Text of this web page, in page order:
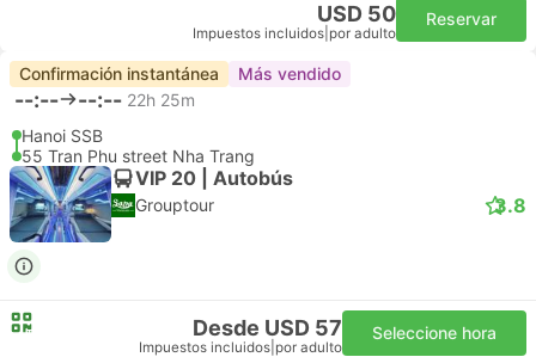
USD 50
Impuestos incluidos por adulto
Reservar
Confirmación instantánea Más vendido
--:-- --:-- 22h 25m
Hanoi SSB
55 Tran Phu street Nha Trang
VIP 20 | Autobús
Grouptour 3.8
Desde USD 57
Impuestos incluidos por adulto
Seleccione hora